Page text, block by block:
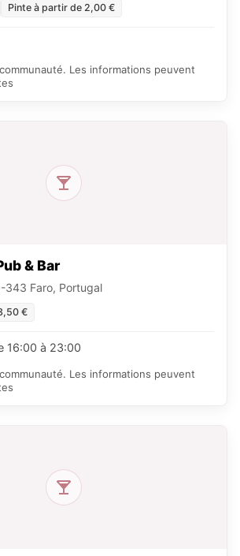
Pinte à partir de 2,00 €
Les informations peuvent
& Bar
343 Faro, Portugal
€
16:00 à 23:00
Les informations peuvent